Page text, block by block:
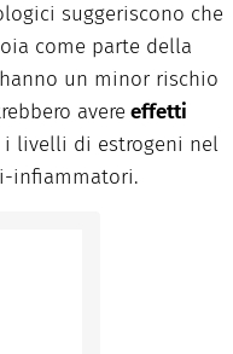
suggeriscono che
come parte della
un minor rischio
avere effetti
i livelli di estrogeni nel
infiammatori.